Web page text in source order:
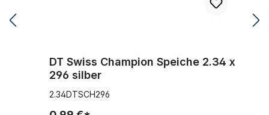
DT Swiss Champion Speiche 2.34 x
296 silber
2.34DTSCH296